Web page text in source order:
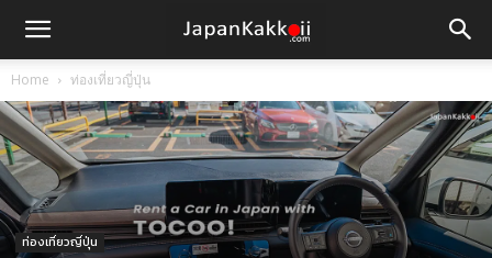
Home ท่องเที่ยวญี่ปุ่น
ท่องเที่ยวญี่ปุ่น